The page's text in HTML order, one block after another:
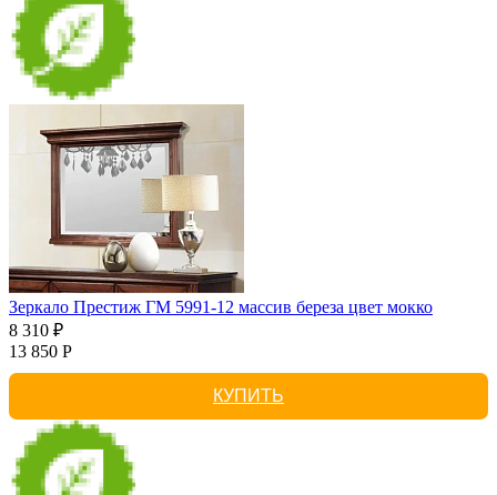
Зеркало Престиж ГМ 5991-12 массив береза цвет мокко
8 310 ₽
13 850 Р
КУПИТЬ